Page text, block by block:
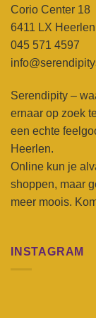
Corio Center 18
6411 LX Heerlen
045 571 4597
Serendipity –
ernaar op zoek
een echte
Heerlen.
Online kun je
shoppen, maar
meer moois.
INSTAGRAM